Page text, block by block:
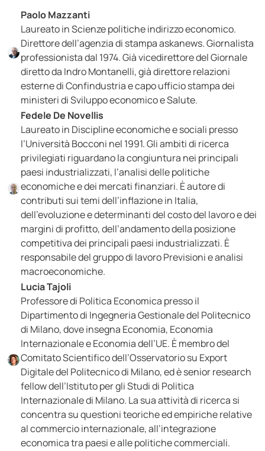
Paolo Mazzanti
Laureato in Scienze politiche indirizzo economico.
Direttore dell’agenzia di stampa askanews. Giornalista
professionista dal 1974. Già vicedirettore del Giornale
diretto da Indro Montanelli, già direttore relazioni
esterne di Confindustria e capo ufficio stampa dei
ministeri di Sviluppo economico e Salute.
Fedele De Novellis
Laureato in Discipline economiche e sociali presso
l’Università Bocconi nel 1991. Gli ambiti di ricerca
privilegiati riguardano la congiuntura nei principali
paesi industrializzati, l’analisi delle politiche
economiche e dei mercati finanziari. È autore di
contributi sui temi dell’inflazione in Italia,
dell’evoluzione e determinanti del costo del lavoro e dei
margini di profitto, dell’andamento della posizione
competitiva dei principali paesi industrializzati. È
responsabile del gruppo di lavoro Previsioni e analisi
macroeconomiche.
Lucia Tajoli
Professore di Politica Economica presso il
Dipartimento di Ingegneria Gestionale del Politecnico
di Milano, dove insegna Economia, Economia
Internazionale e Economia dell’UE. È membro del
Comitato Scientifico dell’Osservatorio su Export
Digitale del Politecnico di Milano, ed è senior research
fellow dell’Istituto per gli Studi di Politica
Internazionale di Milano. La sua attività di ricerca si
concentra su questioni teoriche ed empiriche relative
al commercio internazionale, all’integrazione
economica tra paesi e alle politiche commerciali.